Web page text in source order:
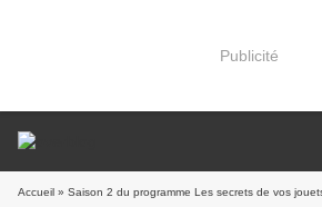
Publicité
Accueil » Saison 2 du programme Les secrets de vos